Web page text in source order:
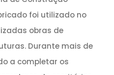
foi utilizado no
obras de
Durante mais de
a completar os